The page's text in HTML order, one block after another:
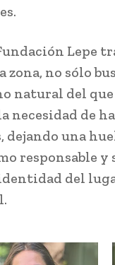
Lepe
zona, no sólo
natural del que
de
dejando una
responsable y
del